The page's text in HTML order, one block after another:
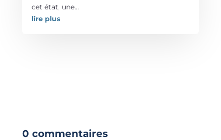
cet état, une...
lire plus
0 commentaires